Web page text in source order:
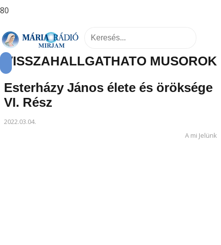
VISSZAHALLGATHATÓ MŰSOROK
Esterházy János élete és öröksége
VI. Rész
2022.03.04.
A mi Jelünk